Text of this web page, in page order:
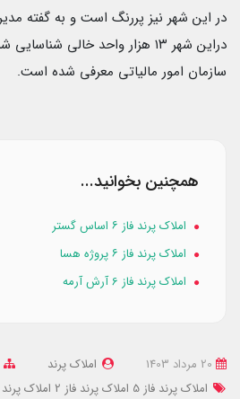
در این شهر نیز پررنگ است و به گفته
سازمان امور مالیاتی معرفی شده است.
همچنین بخوانید...
املاک پرند فاز ۶ اساس گستر
املاک پرند فاز ۶ پروژه هسا
املاک پرند فاز 6 آرش آرمه
املاک پرند
املاک پرند فاز 5
املاک پرند فاز 2 املاک پرند